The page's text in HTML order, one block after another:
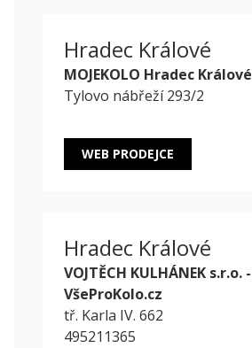
Hradec Králové
MOJEKOLO Hradec Králové
Tylovo nábřeží 293/2
WEB PRODEJCE
Hradec Králové
VOJTĚCH KULHÁNEK s.r.o. -
VšeProKolo.cz
tř. Karla IV. 662
495211365